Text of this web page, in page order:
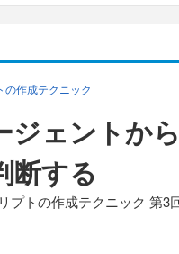
の作成テクニック
ジェントか
断する
プトの作成テクニック 第3